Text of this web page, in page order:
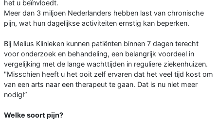
het u beïnvloedt.
Meer dan 3 miljoen Nederlanders hebben last van chronische
pijn, wat hun dagelijkse activiteiten ernstig kan beperken.
Bij Melius Klinieken kunnen patiënten binnen 7 dagen terecht
voor onderzoek en behandeling, een belangrijk voordeel in
vergelijking met de lange wachttijden in reguliere ziekenhuizen.
"Misschien heeft u het ooit zelf ervaren dat het veel tijd kost om
van een arts naar een therapeut te gaan. Dat is nu niet meer
nodig!”
Welke soort pijn?